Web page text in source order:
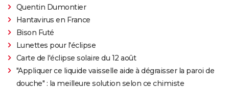
Quentin Dumontier
Hantavirus en France
Bison Futé
Lunettes pour l'éclipse
Carte de l'éclipse solaire du 12 août
"Appliquer ce liquide vaisselle aide à dégraisser la paroi de
douche" : la meilleure solution selon ce chimiste